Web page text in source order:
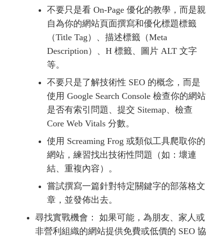
不要只是看 On-Page 優化的教學，而是親
自為你的網站頁面撰寫和優化標題標籤
（Title Tag）、描述標籤（Meta
Description）、H 標籤、圖片 ALT 文字
等。
不要只是了解技術性 SEO 的概念，而是
使用 Google Search Console 檢查你的網站
是否有索引問題、提交 Sitemap、檢查
Core Web Vitals 分數。
使用 Screaming Frog 或類似工具爬取你的
網站，練習找出技術性問題（如：壞連
結、重複內容）。
嘗試撰寫一篇針對特定關鍵字的部落格文
章，並發佈出去。
尋找實戰機會： 如果可能，為朋友、家人或
非營利組織的網站提供免費或低價的 SEO 協